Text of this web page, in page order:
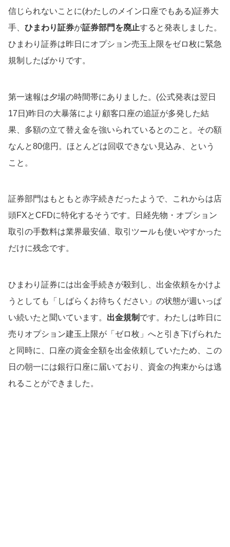
信じられないことに(わたしのメイン口座でもある)証券大
手、 ひまわり証券が証券部門を廃止すると発表しました。
ひまわり証券は昨日にオプション売玉上限をゼロ枚に緊急
規制したばかりです。
第一速報は夕場の時間帯にありました。(公式発表は翌日
17日)昨日の大暴落により顧客口座の追証が多発した結
果、多額の立て替え金を強いられているとのこと。その額
なんと80億円。ほとんどは回収できない見込み、という
こと。
証券部門はもともと赤字続きだったようで、これからは店
頭FXとCFDに特化するそうです。日経先物・オプション
取引の手数料は業界最安値、取引ツールも使いやすかった
だけに残念です。
ひまわり証券には出金手続きが殺到し、出金依頼をかけよ
うとしても「しばらくお待ちください」の状態が週いっぱ
い続いたと聞いています。 出金規制 です。わたしは昨日に
売りオプション建玉上限が「ゼロ枚」へと引き下げられた
と同時に、口座の資金全額を出金依頼していたため、この
日の朝一には銀行口座に届いており、資金の拘束からは逃
れることができました。